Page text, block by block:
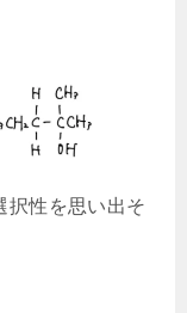
択性を思い出そ